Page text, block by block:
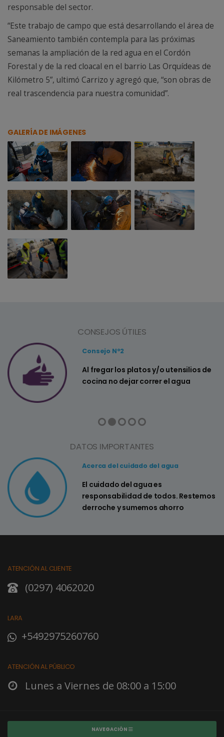
responsable del sector.
“Este trabajo de campo que está desarrollando el área de
Saneamiento también contempla para las próximas
semanas la ampliación de la red agua en el Cordón
Forestal y de la red cloacal en el barrio Las Orquídeas de
Kilómetro 5”, ultimó Carrizo y agregó que, “son obras de
real trascendencia para nuestra comunidad”.
GALERÍA DE IMÁGENES
CONSEJOS ÚTILES
Consejo Nº2
Al fregar los platos y/o utensilios de
cocina no dejar correr el agua
DATOS IMPORTANTES
Acerca del cuidado del agua
El cuidado del agua es
responsabilidad de todos. Restemos
derroche y sumemos ahorro
ATENCIÓN AL CLIENTE
(0297) 4062020
LARA
+5492975260760
ATENCIÓN AL PÚBLICO
Lunes a Viernes de 08:00 a 15:00
NAVEGACIÓN